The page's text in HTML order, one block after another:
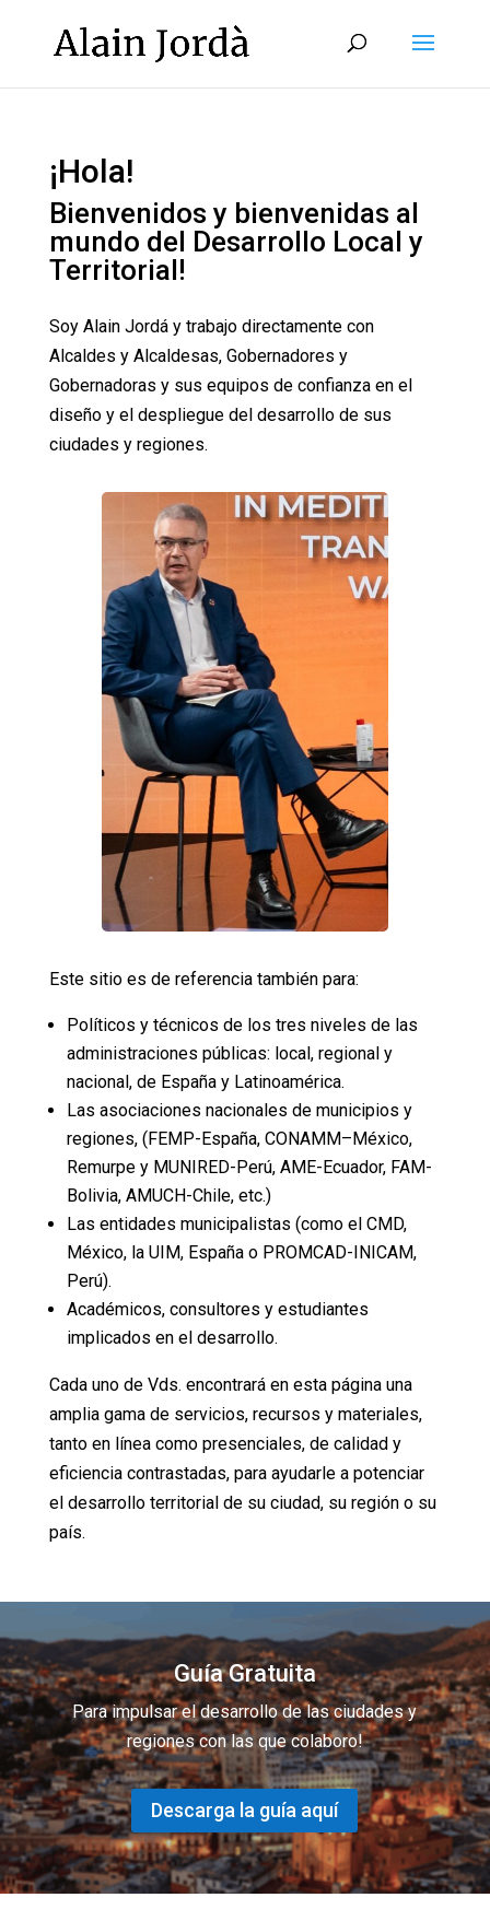
¡Hola!
Bienvenidos y bienvenidas al
mundo del Desarrollo Local y
Territorial!
Soy Alain Jordá y trabajo directamente con
Alcaldes y Alcaldesas, Gobernadores y
Gobernadoras y sus equipos de confianza en el
diseño y el despliegue del desarrollo de sus
ciudades y regiones.
Este sitio es de referencia también para:
Políticos y técnicos de los tres niveles de las
administraciones públicas: local, regional y
nacional, de España y Latinoamérica.
Las asociaciones nacionales de municipios y
regiones, (FEMP-España, CONAMM–México,
Remurpe y MUNIRED-Perú, AME-Ecuador, FAM-
Bolivia, AMUCH-Chile, etc.)
Las entidades municipalistas (como el CMD,
México, la UIM, España o PROMCAD-INICAM,
Perú).
Académicos, consultores y estudiantes
implicados en el desarrollo.
Cada uno de Vds. encontrará en esta página una
amplia gama de servicios, recursos y materiales,
tanto en línea como presenciales, de calidad y
eficiencia contrastadas, para ayudarle a potenciar
el desarrollo territorial de su ciudad, su región o su
país.
Guía Gratuita
Para impulsar el desarrollo de las ciudades y
regiones con las que colaboro!
Descarga la guía aquí